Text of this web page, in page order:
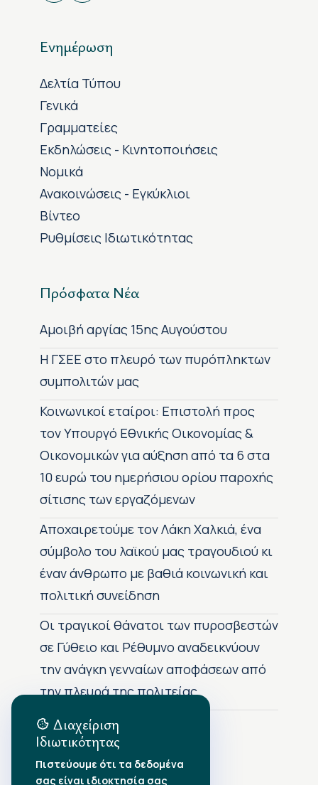
Ενημέρωση
Δελτία Τύπου
Γενικά
Γραμματείες
Εκδηλώσεις - Κινητοποιήσεις
Νομικά
Ανακοινώσεις - Εγκύκλιοι
Βίντεο
Ρυθμίσεις Ιδιωτικότητας
Πρόσφατα Νέα
Αμοιβή αργίας 15ης Αυγούστου
H ΓΣΕΕ στο πλευρό των πυρόπληκτων
συμπολιτών μας
Κοινωνικοί εταίροι: Επιστολή προς
τον Υπουργό Εθνικής Οικονομίας &
Οικονομικών για αύξηση από τα 6 στα
10 ευρώ του ημερήσιου ορίου παροχής
σίτισης των εργαζόμενων
Αποχαιρετούμε τον Λάκη Χαλκιά, ένα
σύμβολο του λαϊκού μας τραγουδιού κι
έναν άνθρωπο με βαθιά κοινωνική και
πολιτική συνείδηση
Οι τραγικοί θάνατοι των πυροσβεστών
σε Γύθειο και Ρέθυμνο αναδεικνύουν
την ανάγκη γενναίων αποφάσεων από
την πλευρά της πολιτείας
Αρχείο Δημοσιεύσεων
Διαχείριση
Ιδιωτικότητας
Πιστεύουμε ότι τα δεδομένα
σας είναι ιδιοκτησία σας